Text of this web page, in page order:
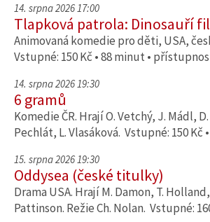
14. srpna 2026 17:00
Tlapková patrola: Dinosauří
Animovaná komedie pro děti, USA,
Vstupné: 150 Kč • 88 minut •
14. srpna 2026 19:30
6 gramů
Komedie ČR. Hrají O. Vetchý, J. Mádl,
Pechlát, L. Vlasáková. Vstupné: 150 Kč
15. srpna 2026 19:30
Oddysea (české titulky)
Drama USA. Hrají M. Damon, T.
Pattinson. Režie Ch. Nolan. Vstupné: